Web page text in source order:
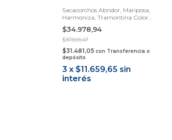
Sacacorchos Abridor, Mariposa,
Harmoniza, Tramontina Color
Uva
$34.978,94
$37.693,47
$31.481,05 con Transferencia o
depósito
3 x $11.659,65 sin
interés